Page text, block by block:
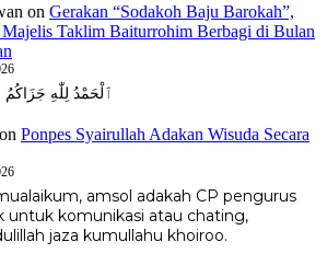
on Gerakan “Sodakoh Baju Barokah”,
Majelis Taklim Baiturrohim Berbagi di Bulan
ٱلْحَمْدُ لِلّٰهِ جَزَاكُمُ
on Ponpes Syairullah Adakan Wisuda Secara
amsol adakah CP pengurus
untuk komunikasi atau chating,
jaza kumullahu khoiroo.